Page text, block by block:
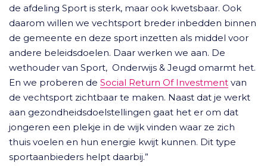
de afdeling Sport is sterk, maar ook kwetsbaar. Ook
daarom willen we vechtsport breder inbedden binnen
de gemeente en deze sport inzetten als middel voor
andere beleidsdoelen. Daar werken we aan. De
wethouder van Sport, Onderwijs & Jeugd omarmt het.
En we proberen de Social Return Of Investment van
de vechtsport zichtbaar te maken. Naast dat je werkt
aan gezondheidsdoelstellingen gaat het er om dat
jongeren een plekje in de wijk vinden waar ze zich
thuis voelen en hun energie kwijt kunnen. Dit type
sportaanbieders helpt daarbij.”